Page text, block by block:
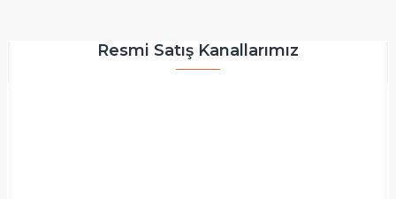
Resmi Satış Kanallarımız